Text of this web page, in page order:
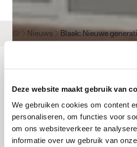
Deze website maakt gebruik van
We gebruiken cookies om content
personaliseren, om functies voor
om ons websiteverkeer te
informatie over uw gebruik van
Nieuws Blaak: Nieuwe
Blaak: Nieuwe
ziet kansen als
binnen het